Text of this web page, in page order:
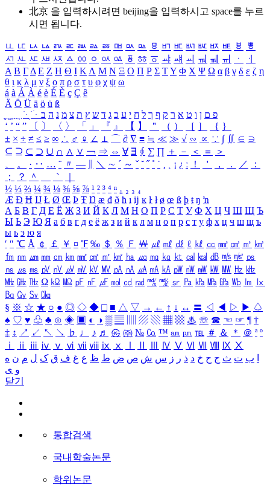
北京 을 입력하시려면 beijing을 입력하시고 space를 누르
시면 됩니다.
ㅥ ㅦ ㅧ ㅨ ㅩ ㅪ ㅫ ㅬ ㅭ ㅮ ㅯ ㅰ ㅱ ㅲ ㅳ ㅴ ㅵ ㅶ ㅷ ㅸ
ㅹ
ㅺ ㅻ ㅼ ㅽ ㅾ ㅿ ㆀ ㆁ ㆂ ㆃ ㆄ ㆅ ㆆ ㆇ ㆈ ㆉ ㆊ ㆋ ㆌ ㆍ
ㆎ
Α Β ΓΔ Ε Ζ Η Θ Ι ΚΛ Μ Ν Ξ Ο Π Ρ Σ ΤΥ Φ Χ Ψ Ω α β γ δ ε ζ η
θ ι κ λ μ ν ξ ο π ρ σ τ υ φ χ ψ ω
á à Á À é è É È ç Ç ê
Ä Ö Ü ä ö ü ß
ִֶֹ ֻּ ׁׂ פ ם ן ו ט א ר ק ף ך ל ח י ע כ ג ד ש ץ ת צ מ נ ה ב
‘ ’ “ ” 〔 〕 〈 〉 「 」 『 』 【 】 ＂ （ ） ［ ］ ｛ ｝
± × ÷ ≠ ≤ ≥ ∞ ∴ ♂ ♀ ∠ ⊥ ⌒ ∂ ∇ ≡ ≒ ≪ ≫ √ ∽ ∝ ∵ ∫ ∬ ∈ ∋
⊆ ⊇ ⊂ ⊃ ∪ ∩ ∧ ∨ ￢ ⇒ ⇔ ∀ ∃ ∮ ∑ ∏ ＋ － ＜ ＝
＞
、
。 · ‥ … ¨ 〃 ― ＼ ∼ ´ ～ ˇ ˘ ˝ ˚ ˙ ¸ ¡ ¿ ː ！ ＇ ， ． ／
：
；
？ ＾ ｀
½ ⅓ ⅔ ¼ ¾ ⅛ ⅜ ⅝ ⅞ ¹ ² ³ ⁴ ⁿ ₁ ₂ ₃ ₄
Æ Ð Ħ Ĳ Ł Ø Œ Þ Ŧ Ŋ æ đ ð ħ ı ĳ ĸ ŀ ł ø œ ß þ ŧ ŋ ŉ
А Б В Г Д Е Ё Ж З И Й К Л М Н О П Р С Т У Ф Х Ц Ч Ш Щ Ъ
Ы Ь Э Ю Я а б в г д е ё ж з и й к л м н о п р с т у ф х ц ч ш щ ъ
ы ь э ю я
′ ″ ℃ Å ￠ ￡ ￥ ¤ ℉ ‰ ＄ ％ Ｆ ￦ ㎕ ㎖ ㎗ ℓ ㎘ ㏄ ㎣ ㎤ ㎥ ㎦
㎙ ㎚ ㎛ ㎜ ㎝ ㎞ ㎟ ㎠ ㎡ ㎢ ㏊ ㎍ ㎎ ㎏ ㏏ ㎈ ㎉ ㏈ ㎧ ㎨ ㎰
㎱ ㎲ ㎳ ㎴ ㎵ ㎶ ㎷ ㎸ ㎹ ㎀ ㎁ ㎂ ㎃ ㎄ ㎺ ㎻ ㎽ ㎾ ㎿ ㎐ ㎑
㎒ ㎓ ㎔ Ω ㏀ ㏁ ㎊ ㎋ ㎌ ㏖ ㏅ ㎭ ㎮ ㎯ ㏛ ㎩ ㎪ ㎫ ㎬ ㏝ ㏐
㏓
㏃ ㏉ ㏜ ㏆
§ ※ ☆ ★ ○ ● ◎ ◇ ◆ □ ■ △ ▽ → ← ↑ ↓ ↔ 〓 ◁ ◀ ▷ ▶ ♤
♠ ♡ ♥ ♧ ♣ ⊙ ◈ ▣ ◐ ◑ ▒ ▤ ▨ ▧ ▦ ▩ ♨ ☏ ☎ ☜ ☞ ¶ †
‡ ↕ ↗ ↙ ↖ ↘ ♭ ♩ ♪ ♬ ㉿ ㈜ № ㏇ ™ ㏂ ㏘ ℡ ＃ ＆ ＊ ＠ ª º
ⅰ
ⅱ ⅲ ⅳ ⅴ ⅵ ⅶ ⅷ ⅸ ⅹ Ⅳ Ⅴ Ⅵ Ⅶ Ⅷ Ⅸ Ⅹ
ب ت ث ج ح خ د ذ ر ز س ش ص ض ط ظ ع غ ف ق ک ل م ن ه
و ی
닫기
통합검색
국내학술논문
학위논문